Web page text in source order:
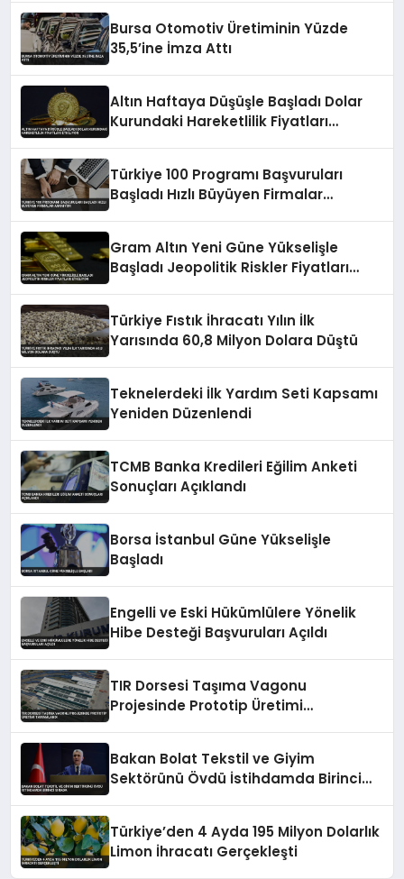
Bursa Otomotiv Üretiminin Yüzde
35,5’ine İmza Attı
Altın Haftaya Düşüşle Başladı Dolar
Kurundaki Hareketlilik Fiyatları
Türkiye 100 Programı Başvuruları
Başladı Hızlı Büyüyen Firmalar
Gram Altın Yeni Güne Yükselişle
Başladı Jeopolitik Riskler Fiyatları
Türkiye Fıstık İhracatı Yılın İlk
Yarısında 60,8 Milyon Dolara Düştü
Teknelerdeki İlk Yardım Seti Kapsamı
Yeniden Düzenlendi
TCMB Banka Kredileri Eğilim Anketi
Sonuçları Açıklandı
Borsa İstanbul Güne Yükselişle
Başladı
Engelli ve Eski Hükümlülere Yönelik
Hibe Desteği Başvuruları Açıldı
TIR Dorsesi Taşıma Vagonu
Projesinde Prototip Üretimi
Bakan Bolat Tekstil ve Giyim
Sektörünü Övdü İstihdamda Birinci
Türkiye’den 4 Ayda 195 Milyon Dolarlık
Limon İhracatı Gerçekleşti